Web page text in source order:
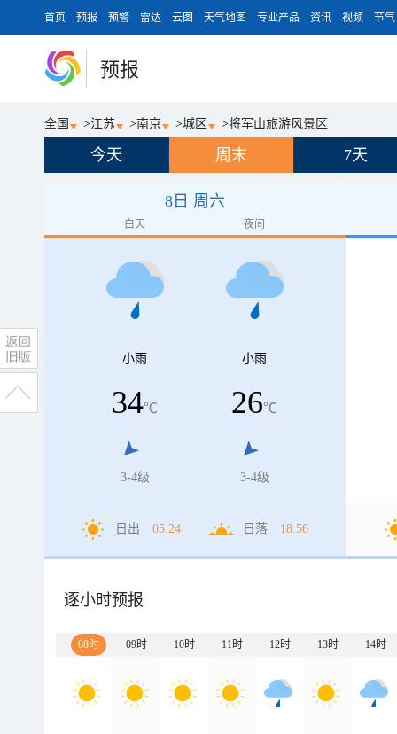
首页 预报 预警 雷达 云图 天气地图 专业产品 资讯 视频 节气
预报
全国 >江苏 >南京 >城区 >将军山旅游风景区
今天 周末 7天
8日 周六
白天 夜间
小雨
34℃
3-4级
小雨
26℃
3-4级
日出 05:24 日落 18:56
逐小时预报
08时 09时 10时 11时 12时 13时 14时